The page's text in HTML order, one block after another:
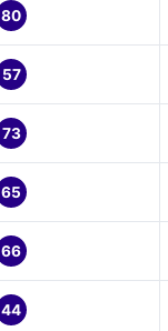
80
57
73
65
66
44